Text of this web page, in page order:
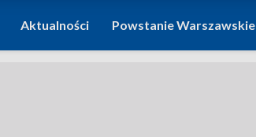
Aktualności Powstanie Warszawskie